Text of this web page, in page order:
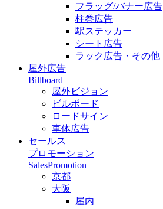
フラッグ/バナー広告
柱巻広告
駅ステッカー
シート広告
ラック広告・その他
屋外広告
Billboard
屋外ビジョン
ビルボード
ロードサイン
車体広告
セールス
プロモーション
SalesPromotion
京都
大阪
屋内